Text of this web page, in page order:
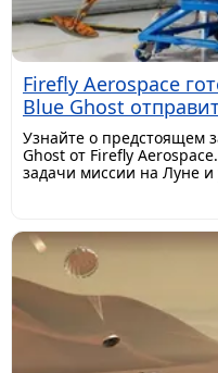
Firefly Aerospace
Blue Ghost
Узнайте о предстоящем
Ghost от Firefly
задачи миссии на Луне